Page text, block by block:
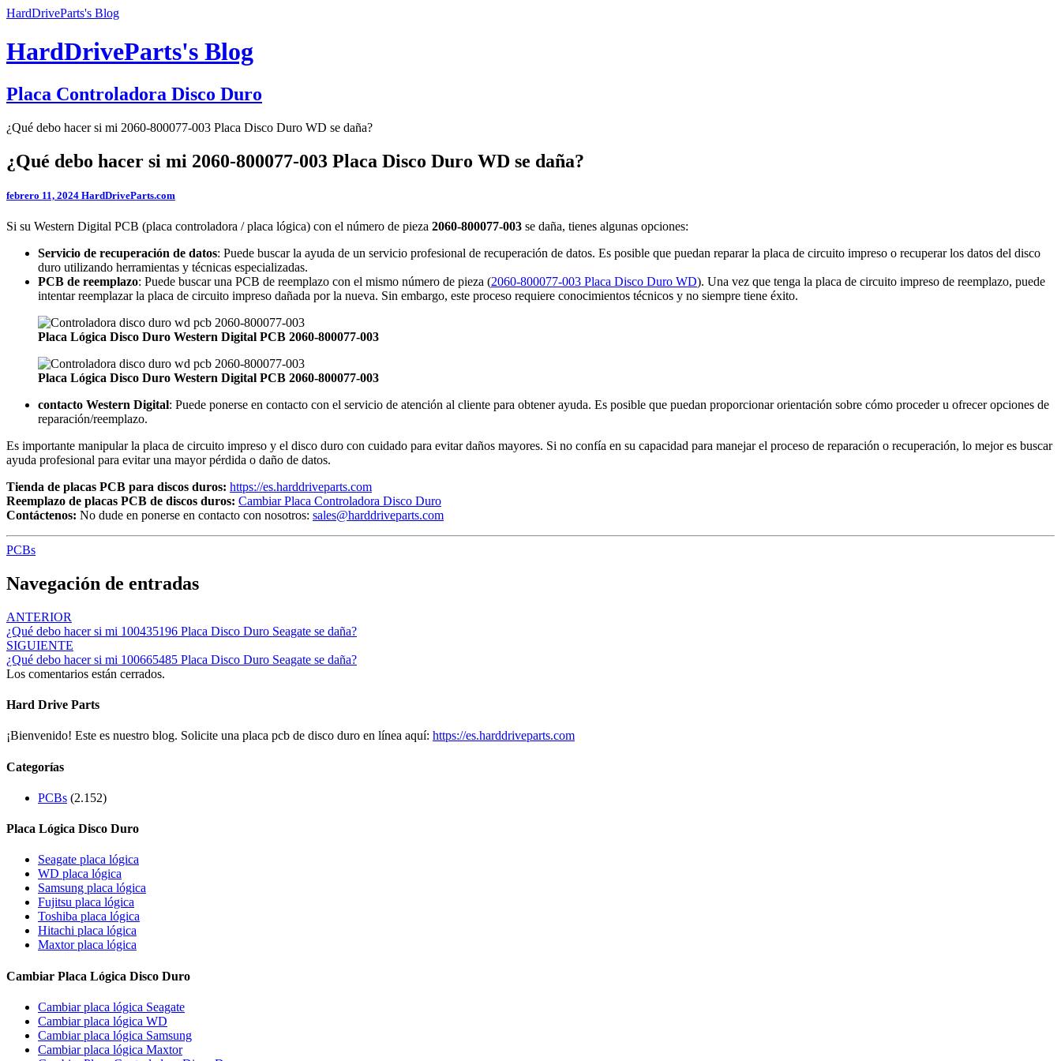
HardDriveParts's Blog
HardDriveParts's Blog
Placa Controladora Disco Duro
¿Qué debo hacer si mi 2060-800077-003 Placa Disco Duro WD se daña?
¿Qué debo hacer si mi 2060-800077-003 Placa Disco Duro WD se daña?
febrero 11, 2024 HardDriveParts.com
Si su Western Digital PCB (placa controladora / placa lógica) con el número de pieza 2060-800077-003 se daña, tienes algunas opciones:
Servicio de recuperación de datos: Puede buscar la ayuda de un servicio profesional de recuperación de datos. Es posible que puedan reparar la placa de circuito impreso o recuperar los datos del disco
duro utilizando herramientas y técnicas especializadas.
PCB de reemplazo: Puede buscar una PCB de reemplazo con el mismo número de pieza (2060-800077-003 Placa Disco Duro WD). Una vez que tenga la placa de circuito impreso de reemplazo, puede
intentar reemplazar la placa de circuito impreso dañada por la nueva. Sin embargo, este proceso requiere conocimientos técnicos y no siempre tiene éxito.
Placa Lógica Disco Duro Western Digital PCB 2060-800077-003
Placa Lógica Disco Duro Western Digital PCB 2060-800077-003
contacto Western Digital: Puede ponerse en contacto con el servicio de atención al cliente para obtener ayuda. Es posible que puedan proporcionar orientación sobre cómo proceder u ofrecer opciones de
reparación/reemplazo.
Es importante manipular la placa de circuito impreso y el disco duro con cuidado para evitar daños mayores. Si no confía en su capacidad para manejar el proceso de reparación o recuperación, lo mejor es buscar
ayuda profesional para evitar una mayor pérdida o daño de datos.
Tienda de placas PCB para discos duros: https://es.harddriveparts.com
Reemplazo de placas PCB de discos duros: Cambiar Placa Controladora Disco Duro
Contáctenos: No dude en ponerse en contacto con nosotros: sales@harddriveparts.com
PCBs
Navegación de entradas
ANTERIOR
¿Qué debo hacer si mi 100435196 Placa Disco Duro Seagate se daña?
SIGUIENTE
¿Qué debo hacer si mi 100665485 Placa Disco Duro Seagate se daña?
Los comentarios están cerrados.
Hard Drive Parts
¡Bienvenido! Este es nuestro blog. Solicite una placa pcb de disco duro en línea aquí: https://es.harddriveparts.com
Categorías
PCBs (2.152)
Placa Lógica Disco Duro
Seagate placa lógica
WD placa lógica
Samsung placa lógica
Fujitsu placa lógica
Toshiba placa lógica
Hitachi placa lógica
Maxtor placa lógica
Cambiar Placa Lógica Disco Duro
Cambiar placa lógica Seagate
Cambiar placa lógica WD
Cambiar placa lógica Samsung
Cambiar placa lógica Maxtor